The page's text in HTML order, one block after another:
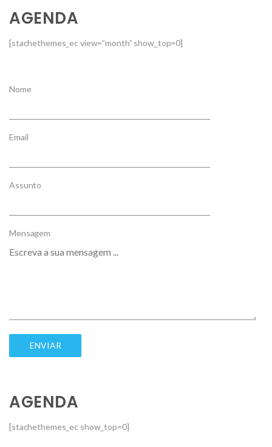
AGENDA
[stachethemes_ec view=”month” show_top=0]
Nome
Email
Assunto
Mensagem
AGENDA
[stachethemes_ec show_top=0]